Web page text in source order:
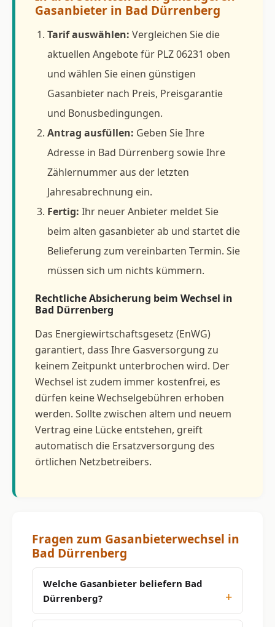
Gasanbieter in Bad Dürrenberg
Tarif auswählen: Vergleichen Sie die
aktuellen Angebote für PLZ 06231 oben
und wählen Sie einen günstigen
Gasanbieter nach Preis, Preisgarantie
und Bonusbedingungen.
Antrag ausfüllen: Geben Sie Ihre
Adresse in Bad Dürrenberg sowie Ihre
Zählernummer aus der letzten
Jahresabrechnung ein.
Fertig: Ihr neuer Anbieter meldet Sie
beim alten gasanbieter ab und startet die
Belieferung zum vereinbarten Termin. Sie
müssen sich um nichts kümmern.
Rechtliche Absicherung beim Wechsel in
Bad Dürrenberg
Das Energiewirtschaftsgesetz (EnWG)
garantiert, dass Ihre Gasversorgung zu
keinem Zeitpunkt unterbrochen wird. Der
Wechsel ist zudem immer kostenfrei, es
dürfen keine Wechselgebühren erhoben
werden. Sollte zwischen altem und neuem
Vertrag eine Lücke entstehen, greift
automatisch die Ersatzversorgung des
örtlichen Netzbetreibers.
Fragen zum Gasanbieterwechsel in
Bad Dürrenberg
Welche Gasanbieter beliefern Bad
Dürrenberg?